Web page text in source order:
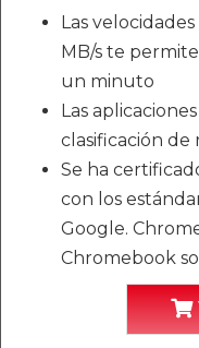
Las
MB/s te
un minuto
Las
clasificación de
Se ha
con los
Google.
Chromebook